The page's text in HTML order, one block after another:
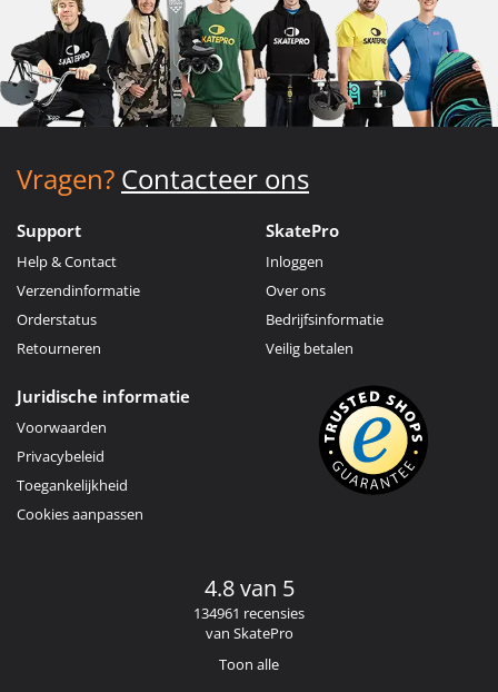
Vragen? Contacteer ons
Support
Help & Contact
Verzendinformatie
Orderstatus
Retourneren
SkatePro
Inloggen
Over ons
Bedrijfsinformatie
Veilig betalen
Juridische informatie
Voorwaarden
Privacybeleid
Toegankelijkheid
Cookies aanpassen
4.8 van 5
134961 recensies
van SkatePro
Toon alle